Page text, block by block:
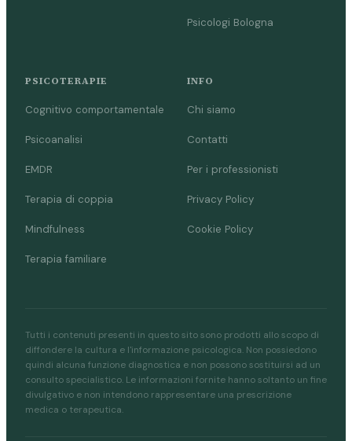
Psicologi Bologna
PSICOTERAPIE
Cognitivo comportamentale
Psicoanalisi
EMDR
Terapia di coppia
Mindfulness
Terapia familiare
INFO
Chi siamo
Contatti
Per i professionisti
Privacy Policy
Cookie Policy
Tutti i contenuti presenti in questo sito sono prodotti allo scopo di
diffondere la cultura e l'informazione psicologica. Non possiedono
quindi alcuna funzione diagnostica e non possono sostituirsi ad un
consulto specialistico. Le informazioni fornite hanno soltanto un fine
divulgativo e non intendono rappresentare una prescrizione
medica o terapeutica.